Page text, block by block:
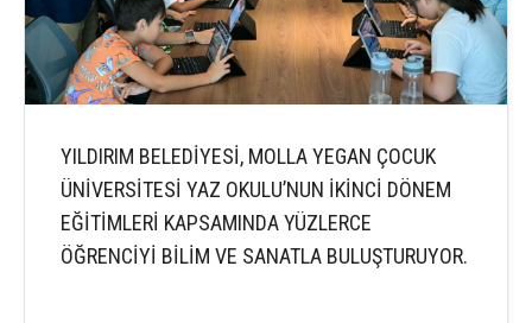
YILDIRIM BELEDİYESİ, MOLLA YEGAN ÇOCUK
ÜNİVERSİTESİ YAZ OKULU’NUN İKİNCİ DÖNEM
EĞİTİMLERİ KAPSAMINDA YÜZLERCE
ÖĞRENCİYİ BİLİM VE SANATLA BULUŞTURUYOR.